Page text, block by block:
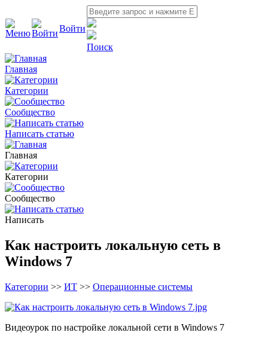
Войти
Поиск
Главная
Категории
Сообщество
Написать статью
Главная
Категории
Сообщество
Написать
Как настроить локальную сеть в
Windows 7
Категории >> ИТ >> Операционные системы
Видеоурок по настройке локальной сети в Windows 7